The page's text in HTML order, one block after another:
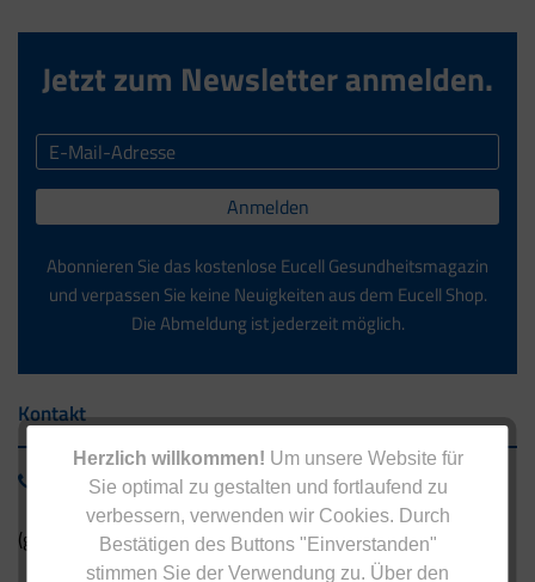
Herzlich willkommen! Um unsere Website für
Sie optimal zu gestalten und fortlaufend zu
verbessern, verwenden wir Cookies. Durch
Bestätigen des Buttons "Einverstanden"
stimmen Sie der Verwendung zu. Über den
Jetzt zum Newsletter anmelden.
Anmelden
Abonnieren Sie das kostenlose Eucell Gesundheitsmagazin
und verpassen Sie keine Neuigkeiten aus dem Eucell Shop.
Die Abmeldung ist jederzeit möglich.
Kontakt
0800 - 1 38 23 55
(gebührenfrei aus Deutschland)